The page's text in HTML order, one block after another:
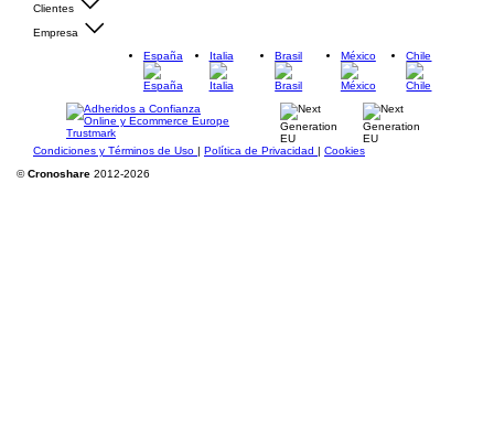
Clientes
Empresa
España
Italia Brasil México Chile
Condiciones y Términos de Uso | Política de Privacidad | Cookies
©Cronoshare 2012-2026